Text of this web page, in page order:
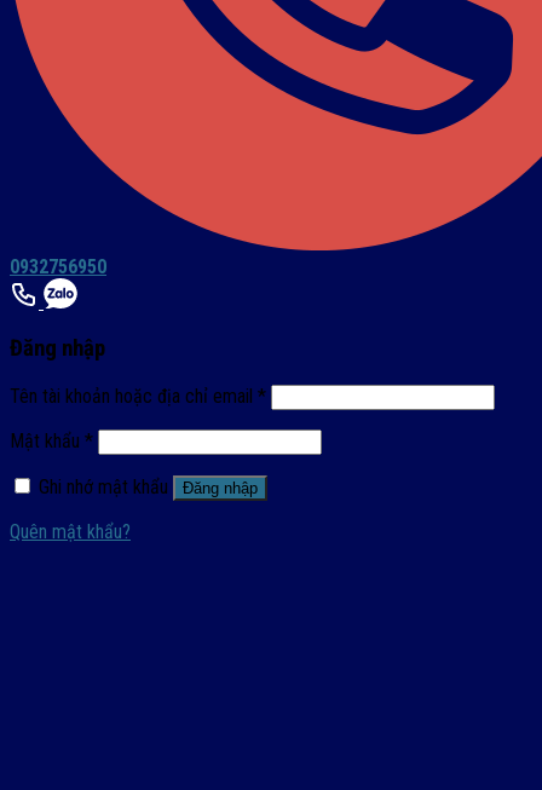
0932756950
Đăng nhập
Tên tài khoản hoặc địa chỉ email *
Mật khẩu *
Ghi nhớ mật khẩu
Đăng nhập
Quên mật khẩu?